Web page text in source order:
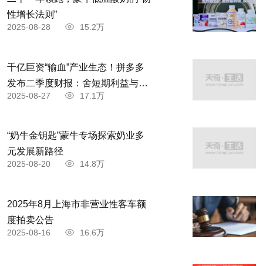
性增长法则”
2025-08-28 15.2万
千亿巨资“输血”产业生态！拼多多
发布二季度财报：舍短期利益与商
家共赴高质量发展
2025-08-27 17.1万
“奶牛金钥匙”蒙牛专场探索奶业多
元发展新路径
2025-08-20 14.8万
2025年8月上海市非营业性客车额
度拍卖公告
2025-08-16 16.6万